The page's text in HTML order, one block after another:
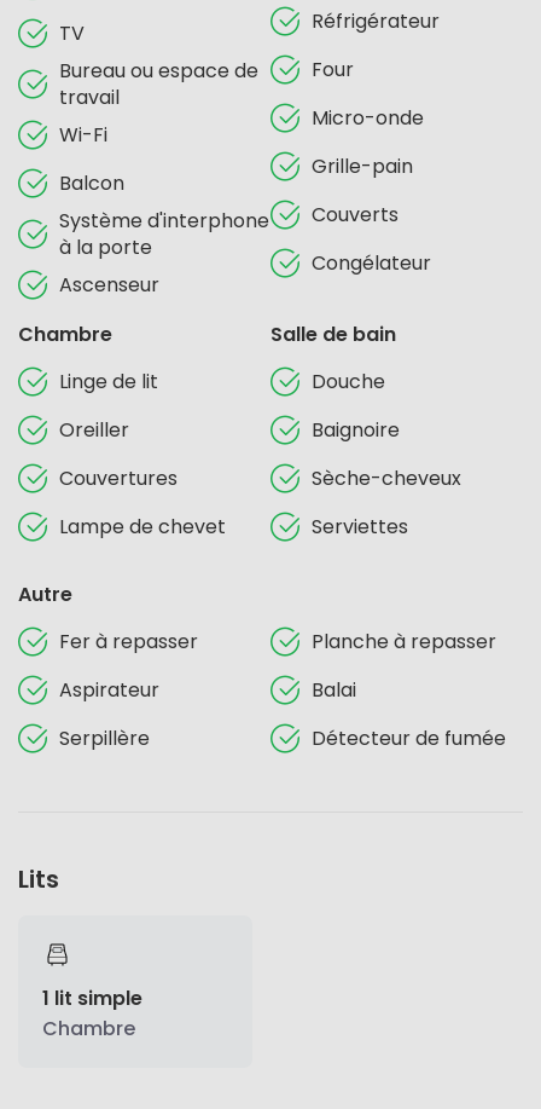
TV
Bureau ou espace de
travail
Wi-Fi
Balcon
Système d'interphone
à la porte
Ascenseur
Réfrigérateur
Four
Micro-onde
Grille-pain
Couverts
Congélateur
Chambre
Linge de lit
Oreiller
Couvertures
Lampe de chevet
Salle de bain
Douche
Baignoire
Sèche-cheveux
Serviettes
Autre
Fer à repasser
Planche à repasser
Aspirateur
Balai
Serpillère
Détecteur de fumée
Lits
1 lit simple
Chambre